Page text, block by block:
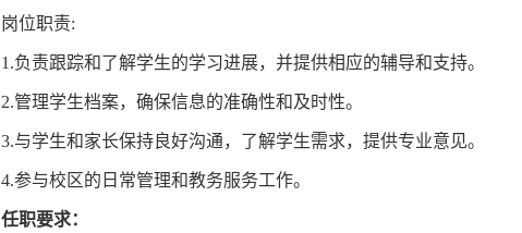
岗位职责:
1.负责跟踪和了解学生的学习进展，并提供相应的辅导和支持。
2.管理学生档案，确保信息的准确性和及时性。
3.与学生和家长保持良好沟通，了解学生需求，提供专业意见。
4.参与校区的日常管理和教务服务工作。
任职要求：